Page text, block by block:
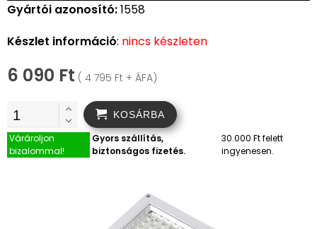
Gyártói azonosító:1558
Készlet információ: nincs készleten
6 090 Ft ( 4 795 Ft + ÁFA)
KOSÁRBA
Várároljon
bizalommal!
Gyors szállítás,
biztonságos fizetés.
30.000 Ft felett
ingyenesen.